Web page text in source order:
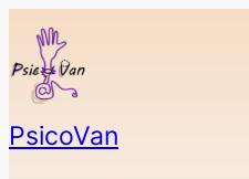
Saltar
contenido
PsicoVan